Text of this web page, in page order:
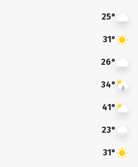
25°
31°
26°
34°
41°
23°
31°